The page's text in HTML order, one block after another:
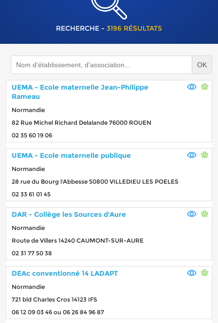
RECHERCHE - 3196 RÉSULTATS
OK
UEMA - Ecole maternelle Jean-Philippe
Rameau
Normandie
82 Rue Michel Richard Delalande 76000 ROUEN
02 35 60 19 06
UEMA - Ecole maternelle publique
Normandie
28 rue du Bourg l'Abbesse 50800 VILLEDIEU LES POELES
02 33 61 01 45
DAR - Collège les Sources d'Aure
Normandie
Route de Villers 14240 CAUMONT-SUR-AURE
02 31 77 50 38
DEAc conventionné 14 LADAPT
Normandie
721 bld Charles Cros 14123 IFS
06 12 09 03 46 ou 06 26 84 96 87